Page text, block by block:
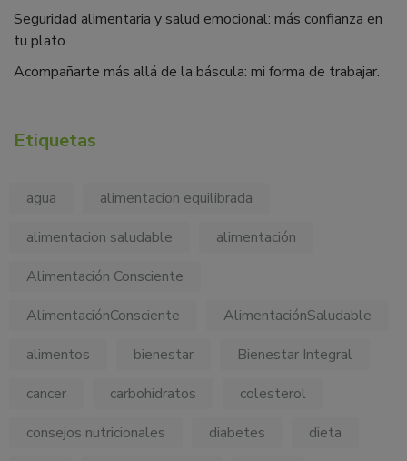
Seguridad alimentaria y salud emocional: más confianza en
tu plato
Acompañarte más allá de la báscula: mi forma de trabajar.
Etiquetas
agua
alimentacion equilibrada
alimentacion saludable
alimentación
Alimentación Consciente
AlimentaciónConsciente
AlimentaciónSaludable
alimentos
bienestar
Bienestar Integral
cancer
carbohidratos
colesterol
consejos nutricionales
diabetes
dieta